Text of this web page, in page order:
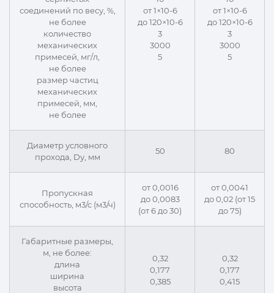
соединений по весу, %,
не более
количество
механических
примесей, мг/л,
не более
размер частиц
механических
примесей, мм,
не более
от 1×10-6
до 120×10-6
3
3000
5
от 1×10-6
до 120×10-6
3
3000
5
Диаметр условного
прохода, Dу, мм
50 80
Пропускная
способность, м3/с (м3/ч)
от 0,0016
до 0,0083
(от 6 до 30)
от 0,0041
до 0,02 (от 15
до 75)
Габаритные размеры,
м, не более:
длина
ширина
высота
0,32
0,177
0,385
0,32
0,177
0,415